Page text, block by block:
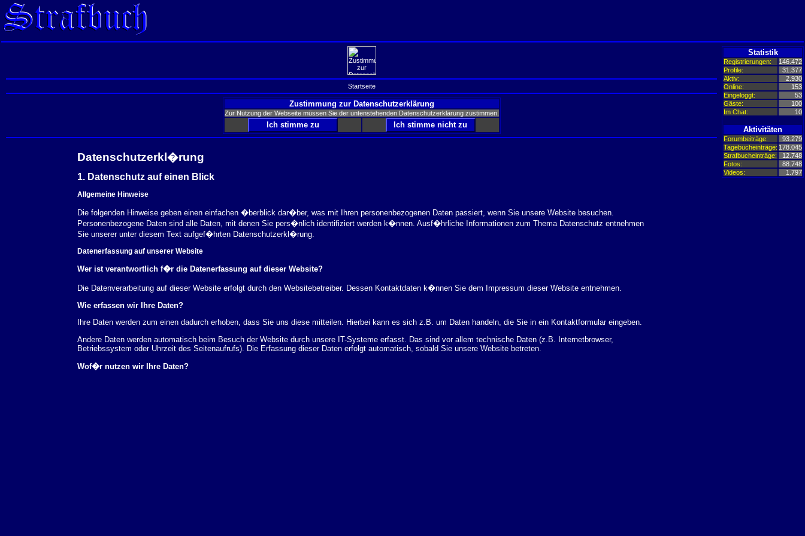
Startseite
Zustimmung zur Datenschutzerklärung
Zur Nutzung der Webseite müssen Sie der untenstehenden Datenschutzerklärung zustimmen.
Datenschutzerkl�rung
1. Datenschutz auf einen Blick
Allgemeine Hinweise
Die folgenden Hinweise geben einen einfachen �berblick dar�ber, was mit Ihren personenbezogenen Daten passiert, wenn Sie unsere Website besuchen.
Personenbezogene Daten sind alle Daten, mit denen Sie pers�nlich identifiziert werden k�nnen. Ausf�hrliche Informationen zum Thema Datenschutz entnehmen
Sie unserer unter diesem Text aufgef�hrten Datenschutzerkl�rung.
Datenerfassung auf unserer Website
Wer ist verantwortlich f�r die Datenerfassung auf dieser Website?
Die Datenverarbeitung auf dieser Website erfolgt durch den Websitebetreiber. Dessen Kontaktdaten k�nnen Sie dem Impressum dieser Website entnehmen.
Wie erfassen wir Ihre Daten?
Ihre Daten werden zum einen dadurch erhoben, dass Sie uns diese mitteilen. Hierbei kann es sich z.B. um Daten handeln, die Sie in ein Kontaktformular eingeben.
Andere Daten werden automatisch beim Besuch der Website durch unsere IT-Systeme erfasst. Das sind vor allem technische Daten (z.B. Internetbrowser,
Betriebssystem oder Uhrzeit des Seitenaufrufs). Die Erfassung dieser Daten erfolgt automatisch, sobald Sie unsere Website betreten.
Wof�r nutzen wir Ihre Daten?
Statistik
Registrierungen:
146.472
Profile:
31.377
Aktiv:
2.930
Online:
153
Eingeloggt:
53
Gäste:
100
Im Chat:
10
Aktivitäten
Forumbeiträge:
93.279
Tagebucheinträge: 178.045
Strafbucheinträge:
12.748
Fotos:
88.748
Videos:
1.797